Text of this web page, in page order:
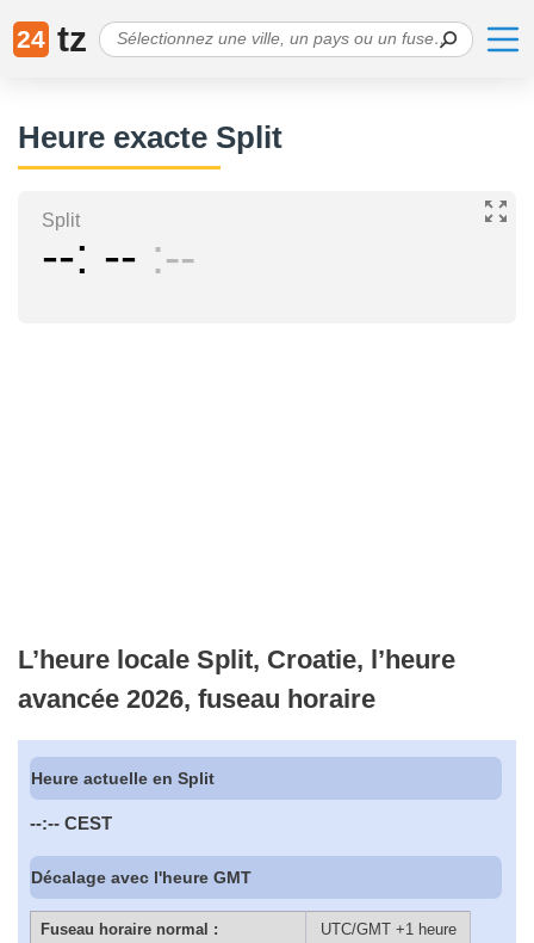
24 tz
Heure exacte Split
Split
-- -- --
L’heure locale Split, Croatie, l’heure
avancée 2026, fuseau horaire
Heure actuelle en Split
--:-- CEST
Décalage avec l'heure GMT
Fuseau horaire normal :
UTC/GMT +1 heure